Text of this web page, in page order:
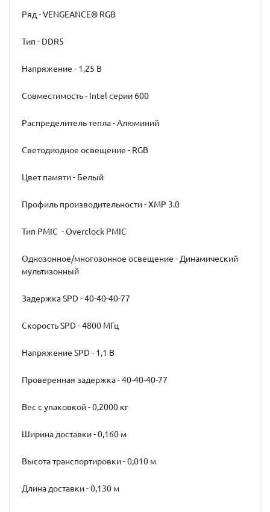
Ряд - VENGEANCE® RGB
Тип - DDR5
Напряжение - 1,25 В
Совместимость - Intel серии 600
Распределитель тепла - Алюминий
Светодиодное освещение - RGB
Цвет памяти - Белый
Профиль производительности - XMP 3.0
Тип PMIC - Overclock PMIC
Однозонное/многозонное освещение - Динамический
мультизонный
Задержка SPD - 40-40-40-77
Скорость SPD - 4800 МГц
Напряжение SPD - 1,1 В
Проверенная задержка - 40-40-40-77
Вес с упаковкой - 0,2000 кг
Ширина доставки - 0,160 м
Высота транспортировки - 0,010 м
Длина доставки - 0,130 м